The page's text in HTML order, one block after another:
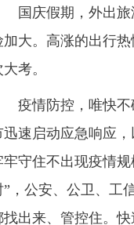
庆假期，外出旅
加大。高涨的出行
考。
情防控，唯快不
迅速启动应急响应
牢守住不出现疫情
”，公安、公卫、工
找出来、管控住。